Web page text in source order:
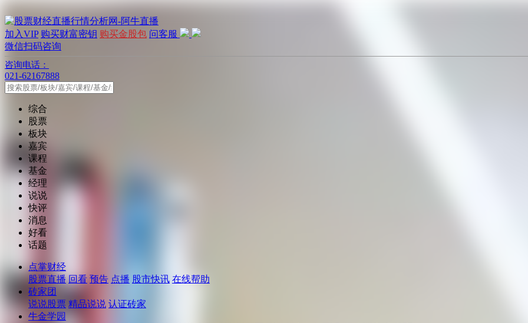
加入VIP 购买财富密钥 购买金股包 问客服
微信扫码咨询
咨询电话：
021-62167888
综合
股票
板块
嘉宾
课程
基金
经理
说说
快评
消息
好看
话题
点掌财经
股票直播 回看 预告 点播 股市快讯 在线帮助
砖家团
说说股票 精品说说 认证砖家
牛金学园